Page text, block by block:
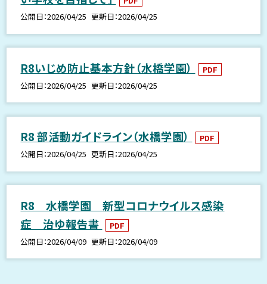
公開日 2026/04/25 更新日 2026/04/25
R8いじめ防止基本方針（水橋学園）
PDF
公開日 2026/04/25 更新日 2026/04/25
R8 部活動ガイドライン（水橋学園）
PDF
公開日 2026/04/25 更新日 2026/04/25
R8 水橋学園 新型コロナウイルス感染
症 治ゆ報告書
PDF
公開日 2026/04/09 更新日 2026/04/09